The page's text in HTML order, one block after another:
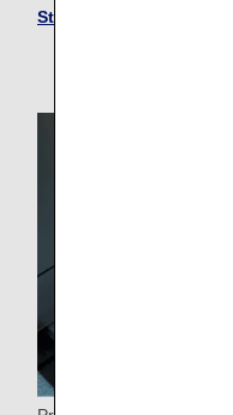
Stadtinfos erhalten